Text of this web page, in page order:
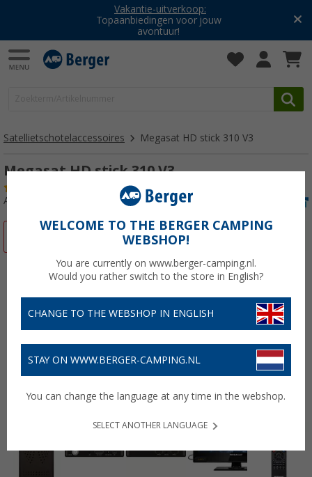
Vakantie-uitverkoop:
Topaanbiedingen voor jouw
avontuur!
Satellietschotelaccessoires Megasat HD stick 310 V3
Megasat HD stick 310 V3
Artikelnr: 272610
WELCOME TO THE BERGER CAMPING
WEBSHOP!
You are currently on www.berger-camping.nl.
Would you rather switch to the store in English?
CHANGE TO THE WEBSHOP IN ENGLISH
STAY ON WWW.BERGER-CAMPING.NL
You can change the language at any time in the webshop.
SELECT ANOTHER LANGUAGE